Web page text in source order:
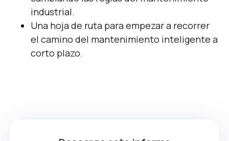
industrial.
Una hoja de ruta para empezar a recorrer
el camino del mantenimiento inteligente a
corto plazo.